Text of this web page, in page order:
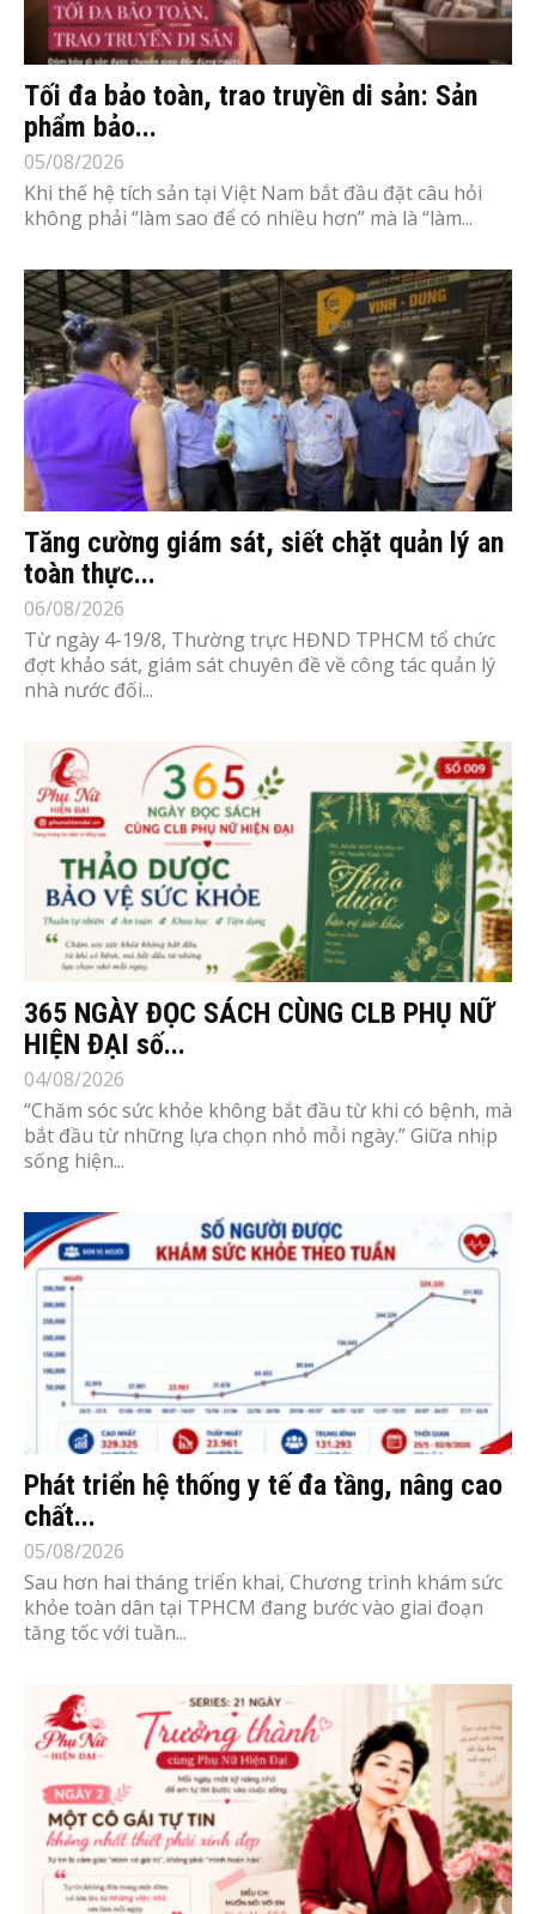
Tối đa bảo toàn, trao truyền di sản: Sản
phẩm bảo...
05/08/2026
Khi thế hệ tích sản tại Việt Nam bắt đầu đặt câu hỏi
không phải “làm sao để có nhiều hơn” mà là “làm...
Tăng cường giám sát, siết chặt quản lý an
toàn thực...
06/08/2026
Từ ngày 4-19/8, Thường trực HĐND TPHCM tổ chức
đợt khảo sát, giám sát chuyên đề về công tác quản lý
nhà nước đối...
365 NGÀY ĐỌC SÁCH CÙNG CLB PHỤ NỮ
HIỆN ĐẠI số...
04/08/2026
“Chăm sóc sức khỏe không bắt đầu từ khi có bệnh, mà
bắt đầu từ những lựa chọn nhỏ mỗi ngày.” Giữa nhịp
sống hiện...
Phát triển hệ thống y tế đa tầng, nâng cao
chất...
05/08/2026
Sau hơn hai tháng triển khai, Chương trình khám sức
khỏe toàn dân tại TPHCM đang bước vào giai đoạn
tăng tốc với tuần...